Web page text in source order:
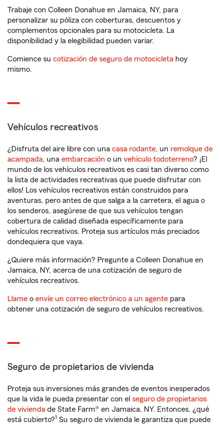
Trabaje con Colleen Donahue en Jamaica, NY, para
personalizar su póliza con coberturas, descuentos y
complementos opcionales para su motocicleta. La
disponibilidad y la elegibilidad pueden variar.
Comience su cotización de seguro de motocicleta hoy
mismo.
Vehículos recreativos
¿Disfruta del aire libre con una casa rodante, un remolque de
acampada, una embarcación o un vehículo todoterreno? ¡El
mundo de los vehículos recreativos es casi tan diverso como
la lista de actividades recreativas que puede disfrutar con
ellos! Los vehículos recreativos están construidos para
aventuras, pero antes de que salga a la carretera, el agua o
los senderos, asegúrese de que sus vehículos tengan
cobertura de calidad diseñada específicamente para
vehículos recreativos. Proteja sus artículos más preciados
dondequiera que vaya.
¿Quiere más información? Pregunte a Colleen Donahue en
Jamaica, NY, acerca de una cotización de seguro de
vehículos recreativos.
Llame o envíe un correo electrónico a un agente para
obtener una cotización de seguro de vehículos recreativos.
Seguro de propietarios de vivienda
Proteja sus inversiones más grandes de eventos inesperados
que la vida le pueda presentar con el seguro de propietarios
de vivienda de State Farm® en Jamaica, NY. Entonces, ¿qué
está cubierto?1 Su seguro de vivienda le garantiza que puede